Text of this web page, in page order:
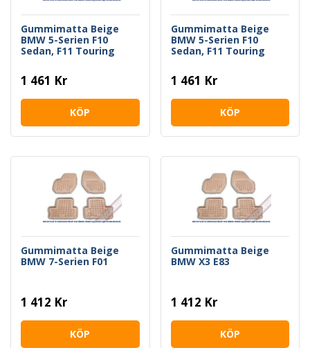
Gummimatta Beige
BMW 5-Serien F10
Sedan, F11 Touring
1 461 Kr
KÖP
Gummimatta Beige
BMW 5-Serien F10
Sedan, F11 Touring
1 461 Kr
KÖP
Gummimatta Beige
BMW 7-Serien F01
1 412 Kr
KÖP
Gummimatta Beige
BMW X3 E83
1 412 Kr
KÖP